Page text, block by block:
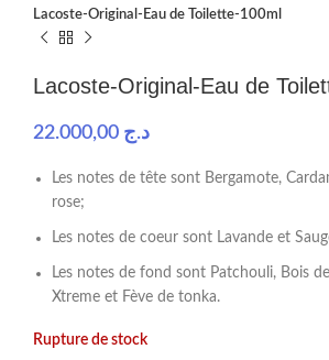
Lacoste-Original-Eau de Toilette-100ml
Lacoste-Original-Eau de
د.ج
Les notes de tête sont Bergamote,
rose;
Les notes de coeur sont Lavande et
Les notes de fond sont Patchouli, Bois
Xtreme et Fève de tonka.
Rupture de stock